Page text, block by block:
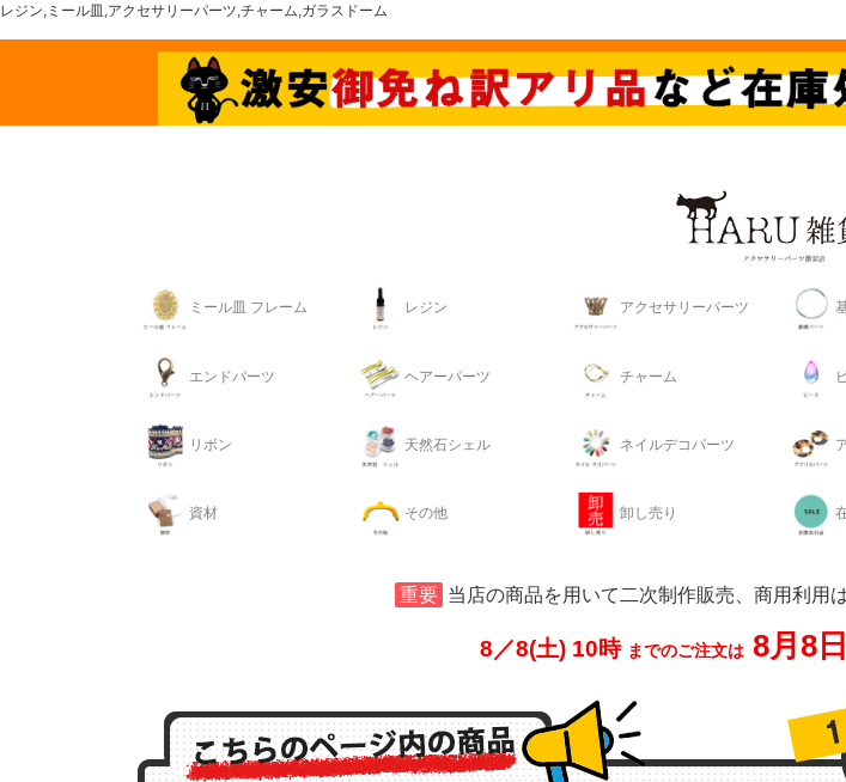
レジン,ミール皿,アクセサリーパーツ,チャーム,ガラスドーム
ミール皿 フレーム レジン アクセサリーパーツ
エンドパーツ ヘアーパーツ チャーム
リボン 天然石シェル ネイルデコパーツ
資材 その他 卸し売り
重要 当店の商品を用いて二次制作販売、商用利用